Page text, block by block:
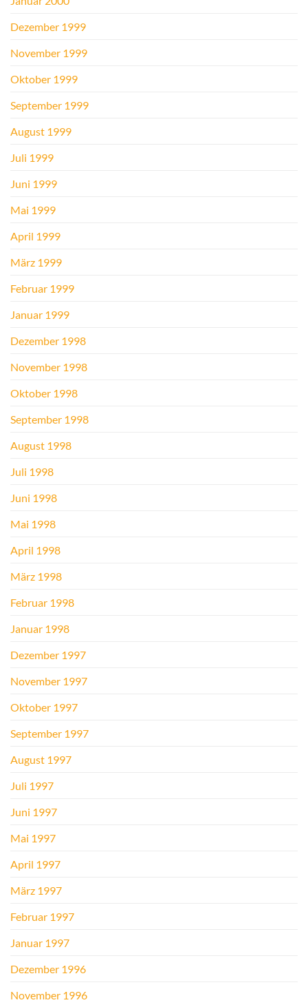
Dezember 1999
November 1999
Oktober 1999
September 1999
August 1999
Juli 1999
Juni 1999
Mai 1999
April 1999
März 1999
Februar 1999
Januar 1999
Dezember 1998
November 1998
Oktober 1998
September 1998
August 1998
Juli 1998
Juni 1998
Mai 1998
April 1998
März 1998
Februar 1998
Januar 1998
Dezember 1997
November 1997
Oktober 1997
September 1997
August 1997
Juli 1997
Juni 1997
Mai 1997
April 1997
März 1997
Februar 1997
Januar 1997
Dezember 1996
November 1996